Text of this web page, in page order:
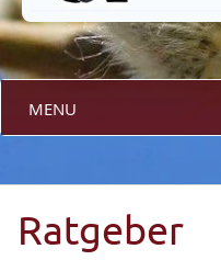
MENU
Ratgeber